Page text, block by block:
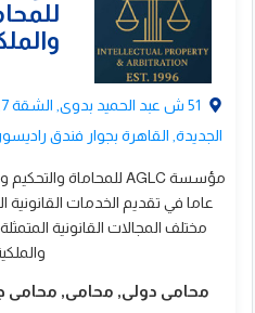
شفيق
الجديدة, القاهرة بجوار فندق
عاما في تقديم الخدمات القانونية
مختلف المجالات القانونية
محامى دولى, محامى,